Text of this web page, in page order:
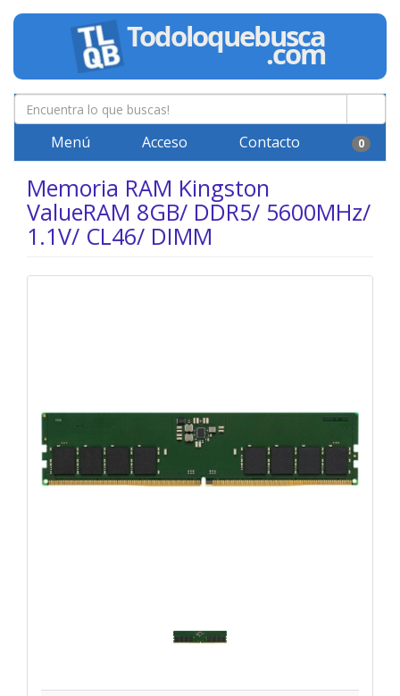
Menú Acceso Contacto 0
Memoria RAM Kingston
ValueRAM 8GB/ DDR5/ 5600MHz/
1.1V/ CL46/ DIMM